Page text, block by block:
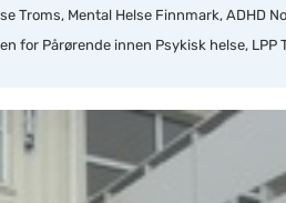
Troms, Mental Helse Finnmark, ADHD
for Pårørende innen Psykisk helse, LPP